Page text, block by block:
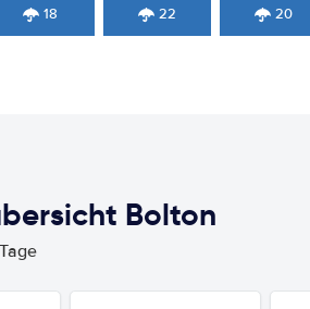
18 22 20
Bolton